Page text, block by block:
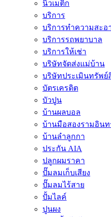
นิวเมติก
บริการ
บริการทำความสะอ
บริการรถพยาบาล
บริการให้เช่า
บริษัทจัดส่งแม่บ้าน
บริษัทประเมินทรัพย์
บัตรเครดิต
บัวปูน
บ้านผลบอล
บ้านมือสองรามอินท
บ้านลำลูกกา
ประกัน AIA
ปลูกผมราคา
ปั๊มลมเก็บเสียง
ปั๊มลมไร้สาย
ปั้มไลค์
ปูนผง